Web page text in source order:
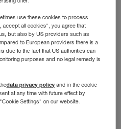
use these cookies to process
accept all cookies", you agree that
but also by US providers such as
to European providers there is a
due to the fact that US authorities can
purposes and no legal remedy is
data privacy policy and in the cookie
at any time with future effect by
Settings" on our website.